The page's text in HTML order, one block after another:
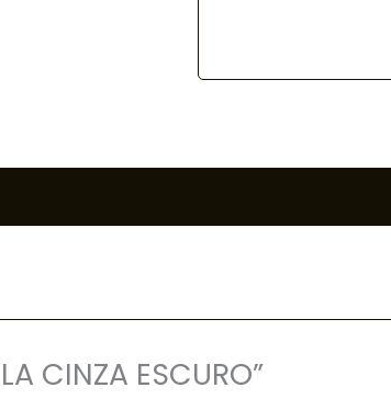
CINZA ESCURO”